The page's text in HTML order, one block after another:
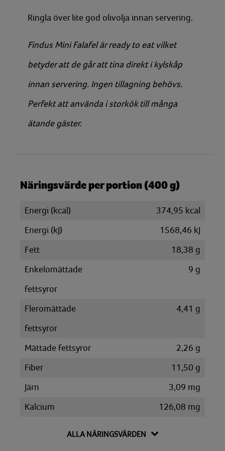
Ringla över lite god olivolja innan servering.
Findus Mini Falafel är ready to eat vilket
betyder att de går att tina direkt i kylskåp
innan servering. Ingen tillagning behövs.
Perfekt att använda i storkök till många
ätande gäster.
Näringsvärde per portion (400 g)
Energi (kcal)
374,95 kcal
Energi (kJ)
1568,46 kJ
Fett
18,38 g
Enkelomättade
fettsyror
9 g
Fleromättade
fettsyror
4,41 g
Mättade fettsyror
2,26 g
Fiber
11,50 g
Järn
3,09 mg
Kalcium
126,08 mg
ALLA NÄRINGSVÄRDEN